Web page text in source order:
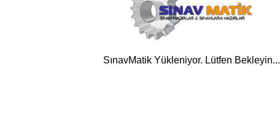
SınavMatik Yükleniyor. Lütfen Bekleyin...